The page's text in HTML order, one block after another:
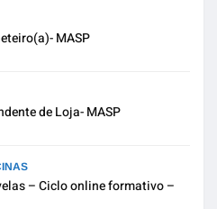
MASP
de Loja- MASP
– Ciclo online formativo –